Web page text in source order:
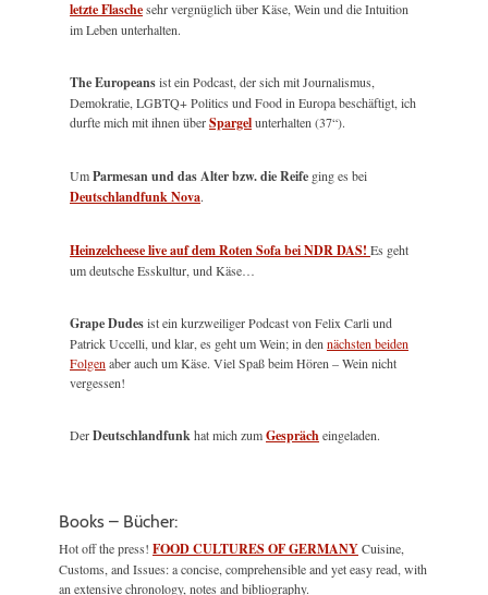
letzte Flaschesehr vergnüglich über Käse, Wein und die Intuition
im Leben unterhalten.
The Europeansist ein Podcast, der sich mit Journalismus,
Demokratie, LGBTQ+ Politics und Food in Europa beschäftigt, ich
durfte mich mit ihnen überSpargelunterhalten (37“).
UmParmesan und das Alter bzw. die Reife ging es bei
Deutschlandfunk Nova.
Heinzelcheese live auf dem Roten Sofa bei NDR DAS! Es geht
um deutsche Esskultur, und Käse…
Grape Dudesist ein kurzweiliger Podcast von Felix Carli und
Patrick Uccelli, und klar, es geht um Wein; in dennächsten beiden
Folgenaber auch um Käse. Viel Spaß beim Hören – Wein nicht
vergessen!
DerDeutschlandfunkhat mich zumGesprächeingeladen.
Books – Bücher:
Hot off the press! FOOD CULTURES OF GERMANYCuisine,
Customs, and Issues: a concise, comprehensible and yet easy read, with
an extensive chronology, notes and bibliography.